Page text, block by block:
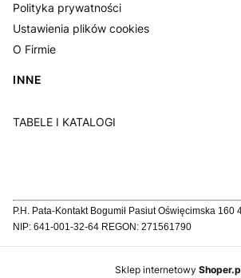
Polityka prywatności
Ustawienia plików cookies
O Firmie
INNE
TABELE I KATALOGI
P.H. Pata-Kontakt Bogumił Pasiut Oświęcimska
NIP: 641-001-32-64 REGON: 271561790
Sklep internetowy